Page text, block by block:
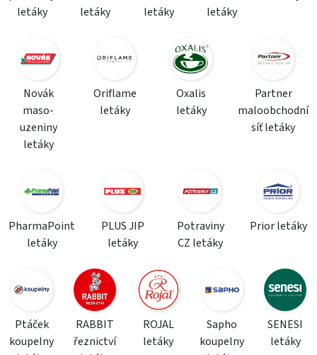
letáky
letáky
letáky
letáky
Novák
maso-
uzeniny
letáky
Oriflame
letáky
Oxalis
letáky
Partner
maloobchodní
síť letáky
PharmaPoint
letáky
PLUS JIP
letáky
Potraviny
CZ letáky
Prior letáky
Ptáček
koupelny
RABBIT
řeznictví
ROJAL
letáky
Sapho
koupelny
SENESI
letáky